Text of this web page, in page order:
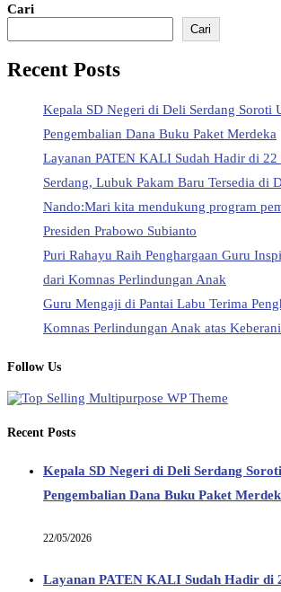
Cari
Cari
Recent Posts
Kepala SD Negeri di Deli Serdang Soroti
Pengembalian Dana Buku Paket Merdeka
Layanan PATEN KALI Sudah Hadir di 22
Serdang, Lubuk Pakam Baru Tersedia di
Nando:Mari kita mendukung program
Presiden Prabowo Subianto
Puri Rahayu Raih Penghargaan Guru
dari Komnas Perlindungan Anak
Guru Mengaji di Pantai Labu Terima
Komnas Perlindungan Anak atas
Follow Us
Recent Posts
Kepala SD Negeri di Deli Serdang
Pengembalian Dana Buku Paket
22/05/2026
Layanan PATEN KALI Sudah Hadir di